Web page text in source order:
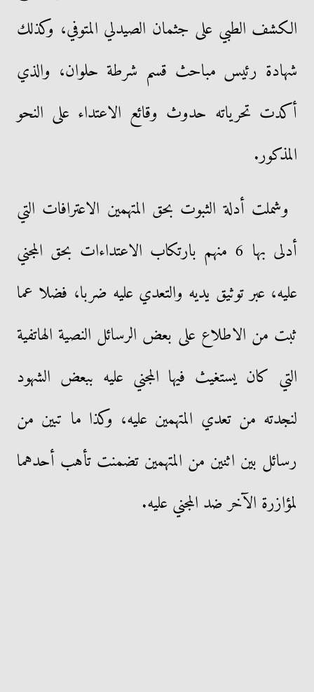
الكشف الطبي على جثمان الصيدلي المتوفي، وكذلك
شهادة رئيس مباحث قسم شرطة حلوان، والذي
أكدت تحرياته حدوث وقائع الاعتداء على النحو
المذكور.
وشملت أدلة الثبوت بحق المتهمين الاعترافات التي
أدلى بها 6 منهم بارتكاب الاعتداءات بحق المجني
عليه، عبر توثيق يديه والتعدي عليه ضربا، فضلا عما
ثبت من الاطلاع على بعض الرسائل النصية الهاتفية
التي كان يستغيث فيها المجني عليه ببعض الشهود
لنجدته من تعدي المتهمين عليه، وكذا ما تبين من
رسائل بين اثنين من المتهمين تضمنت تأهب أحدهما
لمؤازرة الآخر ضد المجني عليه.